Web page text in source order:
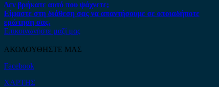
Δεν βρήκατε αυτό που ψάχνετε;
Είμαστε στη διάθεση σας να απαντήσουμε σε οποιαδήποτε
ερώτηση σας.
Επικοινωνήστε μαζί μας
ΑΚΟΛΟΥΘΗΣΤΕ ΜΑΣ
Facebook
ΧΑΡΤΗΣ